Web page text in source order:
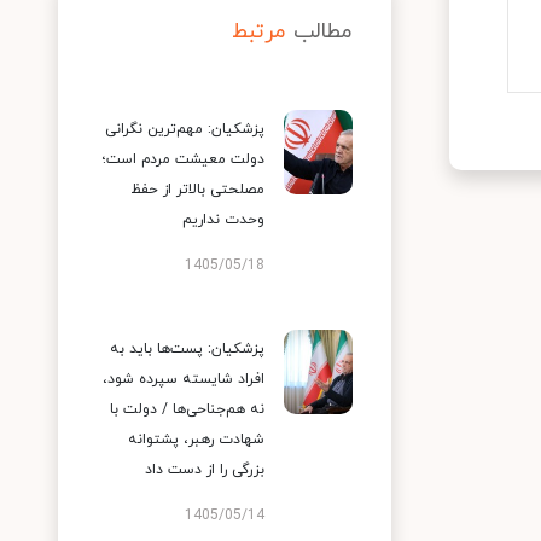
مطالب مرتبط
پزشکیان: مهم‌ترین نگرانی
دولت معیشت مردم است؛
مصلحتی بالاتر از حفظ
وحدت نداریم
1405/05/18
پزشکیان: پست‌ها باید به
افراد شایسته سپرده شود،
نه هم‌جناحی‌ها / دولت با
شهادت رهبر، پشتوانه
بزرگی را از دست داد
1405/05/14